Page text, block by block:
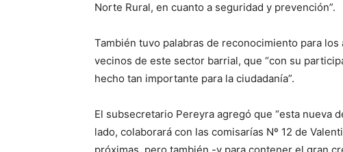
Norte Rural, en cuanto a seguridad y prevención”.
También tuvo palabras de reconocimiento para
vecinos de este sector barrial, que “con su
hecho tan importante para la ciudadanía”.
El subsecretario Pereyra agregó que “esta nueva
lado, colaborará con las comisarías Nº 12 de